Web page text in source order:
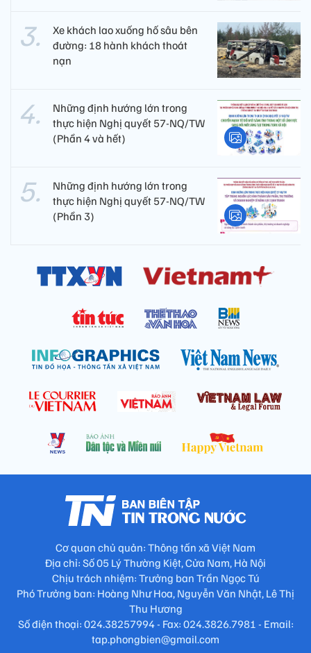
Xe khách lao xuống hố sâu bên
đường: 18 hành khách thoát
nạn
Những định hướng lớn trong
thực hiện Nghị quyết 57-NQ/TW
(Phần 4 và hết)
Những định hướng lớn trong
thực hiện Nghị quyết 57-NQ/TW
(Phần 3)
Cơ quan chủ quản: Thông tấn xã Việt Nam
Địa chỉ: Số 05 Lý Thường Kiệt, Cửa Nam, Hà Nội
Chịu trách nhiệm: Trưởng ban Trần Ngọc Tú
Phó Trưởng ban: Hoàng Như Hoa, Nguyễn Văn Nhật, Lê Thị
Thu Hương
Số điện thoại: 024.38257994 - Fax: 024.3826.7981 - Email:
tap.phongbien@gmail.com